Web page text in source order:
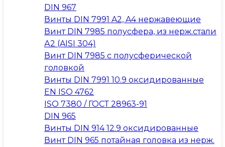
DIN 967
Винты DIN 7991 A2, A4 нержавеющие
Винт DIN 7985 полусфера, из нерж.стали
А2 (AISI 304)
Винт DIN 7985 с полусферической
головкой
Винты DIN 7991 10.9 оксидированные
EN ISO 4762
ISO 7380 / ГОСТ 28963-91
DIN 965
Винты DIN 914 12.9 оксидированные
Винт DIN 965 потайная головка из нерж.